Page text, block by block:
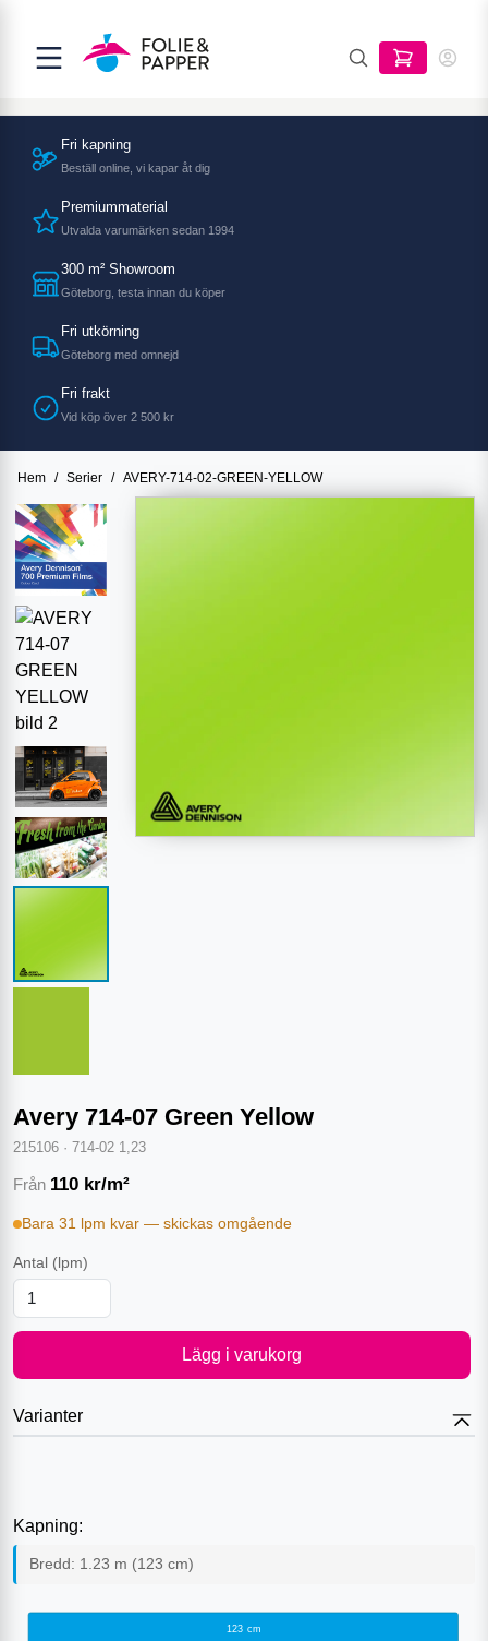
Fri kapning
Beställ online, vi kapar åt dig
Premiummaterial
Utvalda varumärken sedan 1994
300 m² Showroom
Göteborg, testa innan du köper
Fri utkörning
Göteborg med omnejd
Fri frakt
Vid köp över 2 500 kr
Hem / Serier / AVERY-714-02-GREEN-YELLOW
Avery 714-07 Green Yellow
215106 · 714-02 1,23
Från 110 kr/m²
Bara 31 lpm kvar — skickas omgående
Antal (lpm)
Lägg i varukorg
Varianter
Kapning:
Bredd: 1.23 m (123 cm)
123 cm